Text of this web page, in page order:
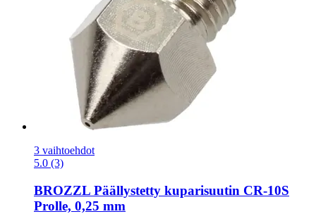
3 vaihtoehdot
5.0 (3)
BROZZL Päällystetty kuparisuutin CR-​10S
Prolle, 0,25 mm